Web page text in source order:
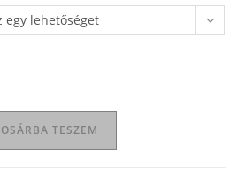
egy lehetőséget
TESZEM